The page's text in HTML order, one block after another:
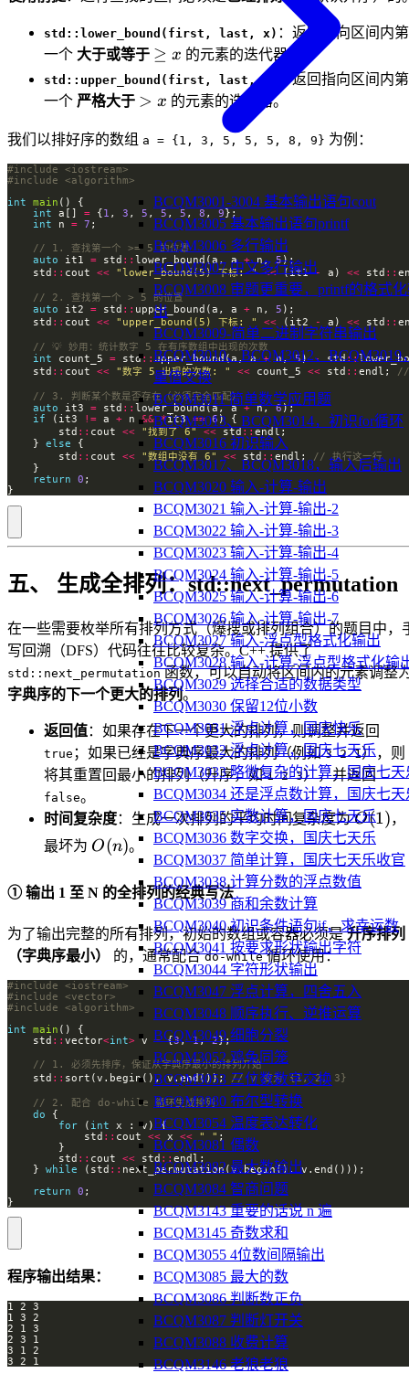
BCQM3001-3004 基本输出语句cout
BCQM3005 基本输出语句printf
BCQM3006 多行输出
BCQM3007 中文多行输出
BCQM3008 审题更重要，printf的格式
出
BCQM3009-简单二进制字符串输出
BCQM3010、BCQM3012、BCQM3019
量值交换
BCQM3011 简单数学应用题
BCQM3013、BCQM3014，初识for循环
BCQM3016 初识输入
BCQM3017、BCQM3018，输入后输出
BCQM3020 输入-计算-输出
BCQM3021 输入-计算-输出-2
BCQM3022 输入-计算-输出-3
BCQM3023 输入-计算-输出-4
BCQM3024 输入-计算-输出-5
BCQM3025 输入-计算-输出-6
BCQM3026 输入-计算-输出-7
BCQM3027 输入-浮点型格式化输出
BCQM3028 输入-计算-浮点型格式化输
BCQM3029 选择合适的数据类型
BCQM3030 保留12位小数
BCQM3031 浮点计算，国庆快乐
BCQM3032 浮点计算，国庆七天乐
BCQM3033 略微复杂的计算，国庆七天
BCQM3034 还是浮点数计算，国庆七天
BCQM3035 实数计算，国庆七天乐
BCQM3036 数字交换，国庆七天乐
BCQM3037 简单计算，国庆七天乐收官
BCQM3038 计算分数的浮点数值
BCQM3039 商和余数计算
BCQM3040 初识条件语句if，求幸运数
BCQM3041 按要求形状输出字符
BCQM3044 字符形状输出
BCQM3047 浮点计算，四舍五入
BCQM3048 顺序执行、逆推运算
BCQM3049 细胞分裂
BCQM3052 鸡兔同笼
BCQM3053 三位数数字交换
BCQM3080 布尔型转换
BCQM3054 温度表达转化
BCQM3081 偶数
BCQM3082 最大数输出
BCQM3084 智商问题
BCQM3143 重要的话说 n 遍
BCQM3145 奇数求和
BCQM3055 4位数间隔输出
BCQM3085 最大的数
BCQM3086 判断数正负
BCQM3087 判断灯开关
BCQM3088 收费计算
BCQM3146 老狼老狼
std::lower_bound(first, last, x) ：返回指向区间内第
一个 大于或等于 \ge
x
≥ x 的元素的迭代器。
std::upper_bound(first, last, x)
：返回指向区间内第
一个 严格大于 >
> x 的元素的迭代器。
我们以排好序的数组 a = {1, 3, 5, 5, 5, 8, 9} 为例：
#include
<iostream>
#include
<algorithm>
int
main
int a[] = { 1 , 3 , 5 , 5 , 5 , 8 , 9
int n = 7
auto it1 = std :: lower_bound(a, a + n, 5
    std
:: cout << "lower_bound(5) 下标: " << (it1 - a) << std ::
auto it2 = std :: upper_bound(a, a + n, 5
    std
:: cout << "upper_bound(5) 下标: " << (it2 - a) << std ::
int count_5 = std::upper_bound(a, a + n, 5) - std::
    std
:: cout << "数字 5 出现的次数: " << count_5 << std :: endl;
auto it3 = std :: lower_bound(a, a + n, 6
if (it3 != a + n && *it3 == 6
        std
:: cout << "找到了 6" << std ::
    }
else
        std
:: cout << "数组中没有 6" << std :: endl;
return
0
}
五、 生成全排列：std::next_permutation
在一些需要枚举所有排列方式（爆搜或排列组合）的题目中，
写回溯（DFS）代码往往比较复杂。C++ 提供了
std::next_permutation函数，可以自动将区间内的元素调整
字典序的下一个更大的排列。
返回值：如果存在下一个更大的排列，则调整并返回
true ；如果已经是字典序最大的排列（例如3 2 1），则
将其重置回最小的排列（升序，如1 2 3），并返回
false。
时间复杂度：生成一次排列的平均时间复杂度为O(1)
O(1)，
最坏为 O(n)
O(n)。
① 输出 1 至 N 的全排列的经典写法
为了输出完整的所有排列，初始的数组或容器必须是升序排列
（字典序最小）
的，通常配合do-while循环使用：
#include
<iostream>
#include
<vector>
#include
<algorithm>
int
main
    std
:: vector<int> v = {3, 1, 2
    std
:: sort(v.begin(), v.end());
do
for ( int
            std
:: cout << x << " "
        std
:: cout << std ::
    }
while (std ::
return
0
}
程序输出结果：
3 2 1